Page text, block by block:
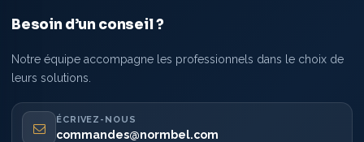
Besoin d’un conseil ?
Notre équipe accompagne les professionnels dans le choix de
leurs solutions.
ÉCRIVEZ-NOUS
commandes@normbel.com